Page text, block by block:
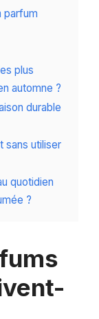
parfum
plus
automne ?
durable
sans utiliser
quotidien
?